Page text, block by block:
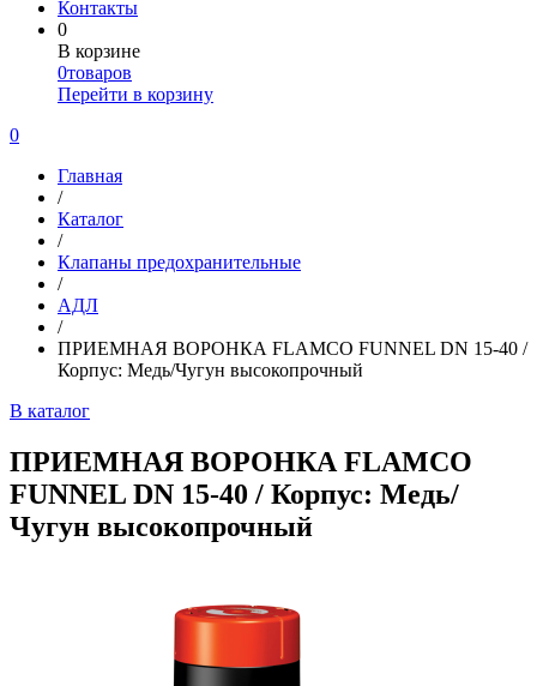
Контакты
0
В корзине
0товаров
Перейти в корзину
0
Главная
/
Каталог
/
Клапаны предохранительные
/
АДЛ
/
ПРИЕМНАЯ ВОРОНКА FLAMCO FUNNEL DN 15-40 /
Корпус: Медь/Чугун высокопрочный
В каталог
ПРИЕМНАЯ ВОРОНКА FLAMCO
FUNNEL DN 15-40 / Корпус: Медь/
Чугун высокопрочный